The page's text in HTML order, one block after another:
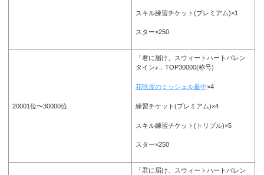
スキル練習チケット(プレミアム)×1
スター×250
20001位〜30000位
「君に届け、スウィートハートバレン
タイン♪」TOP30000(称号)
花咲屋のミッシェル最中×4
練習チケット(プレミアム)×4
スキル練習チケット(トリプル)×5
スター×250
「君に届け、スウィートハートバレン